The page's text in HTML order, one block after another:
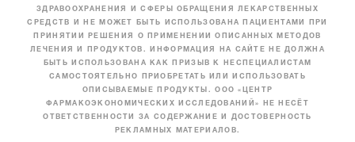
ЗДРАВООХРАНЕНИЯ И СФЕРЫ ОБРАЩЕНИЯ ЛЕКАРСТВЕННЫХ
СРЕДСТВ И НЕ МОЖЕТ БЫТЬ ИСПОЛЬЗОВАНА ПАЦИЕНТАМИ ПРИ
ПРИНЯТИИ РЕШЕНИЯ О ПРИМЕНЕНИИ ОПИСАННЫХ МЕТОДОВ
ЛЕЧЕНИЯ И ПРОДУКТОВ. ИНФОРМАЦИЯ НА САЙТЕ НЕ ДОЛЖНА
БЫТЬ ИСПОЛЬЗОВАНА КАК ПРИЗЫВ К НЕСПЕЦИАЛИСТАМ
САМОСТОЯТЕЛЬНО ПРИОБРЕТАТЬ ИЛИ ИСПОЛЬЗОВАТЬ
ОПИСЫВАЕМЫЕ ПРОДУКТЫ. ООО «ЦЕНТР
ФАРМАКОЭКОНОМИЧЕСКИХ ИССЛЕДОВАНИЙ» НЕ НЕСЁТ
ОТВЕТСТВЕННОСТИ ЗА СОДЕРЖАНИЕ И ДОСТОВЕРНОСТЬ
РЕКЛАМНЫХ МАТЕРИАЛОВ.